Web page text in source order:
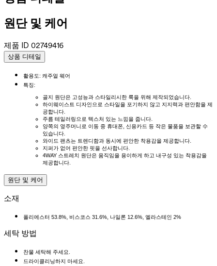
원단 및 케어
제품 ID 02749416
상품 디테일
활용도: 캐주얼 웨어
특징:
골지 원단은 고성능과 스타일리시한 룩을 위해 제작되었습니다.
하이웨이스트 디자인으로 스타일을 포기하지 않고 지지력과 편안함을 제
공합니다.
주름 테일러링으로 텍스처 있는 느낌을 줍니다.
양쪽의 옆주머니로 이동 중 휴대폰, 신용카드 등 작은 물품을 보관할 수
있습니다.
와이드 팬츠는 트렌디함과 동시에 편안한 착용감을 제공합니다.
지퍼가 없어 편안한 핏을 선사합니다.
4WAY 스트레치 원단은 움직임을 용이하게 하고 내구성 있는 착용감을
제공합니다.
원단 및 케어
소재
폴리에스터 53.8%, 비스코스 31.6%, 나일론 12.6%, 엘라스테인 2%
세탁 방법
찬물 세탁해 주세요.
드라이클리닝하지 마세요.